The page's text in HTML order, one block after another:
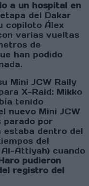
a un hospital en
del Dakar
copiloto Álex
varias vueltas
de
han podido
Mini JCW Rally
X-Raid: Mikko
tenido
nuevo Mini JCW
parado por
estaba dentro del
del
Attiyah) cuando
pudieron
registro del